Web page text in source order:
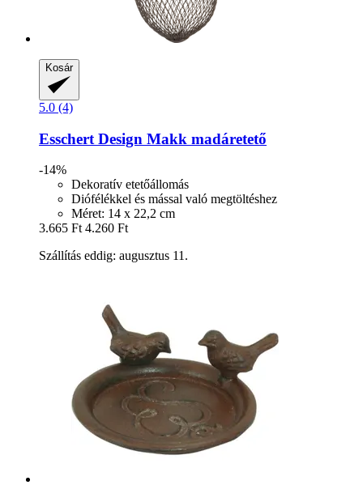
Kosár
5.0 (4)
Esschert Design Makk madáretető
-14%
Dekoratív etetőállomás
Diófélékkel és mással való megtöltéshez
Méret: 14 x 22,2 cm
3.665 Ft 4.260 Ft
Szállítás eddig: augusztus 11.